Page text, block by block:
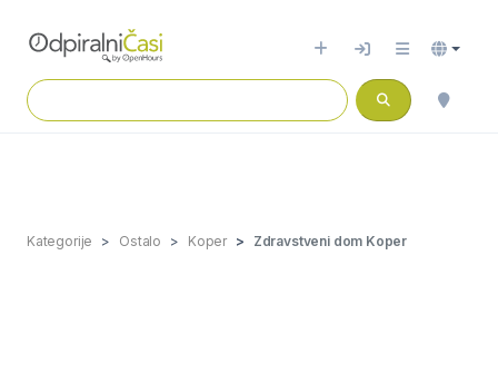
Kategorije Ostalo Koper Zdravstveni dom Koper